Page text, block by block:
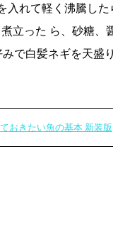
入れて軽く沸騰した
立った ら、砂糖、
で白髪ネギを天盛
おきたい魚の基本 新装版